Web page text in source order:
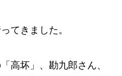
てきました。
高坏」、勘九郎さん、